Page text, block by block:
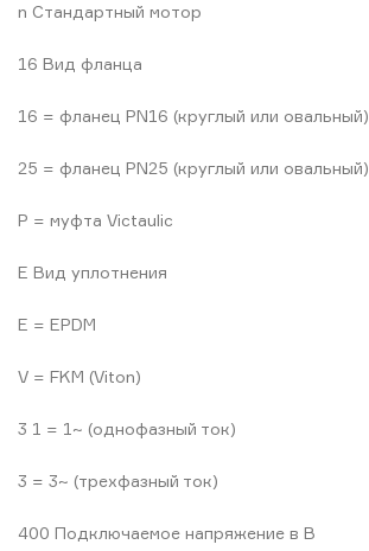
n Стандартный мотор
16 Вид фланца
16 = фланец PN16 (круглый или овальный)
25 = фланец PN25 (круглый или овальный)
P = муфта Victaulic
E Вид уплотнения
E = EPDM
V = FKM (Viton)
3 1 = 1~ (однофазный ток)
3 = 3~ (трехфазный ток)
400 Подключаемое напряжение в В